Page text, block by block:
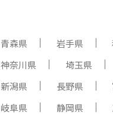
青森県 岩手県
神奈川県 埼玉県
新潟県 長野県
岐阜県 静岡県